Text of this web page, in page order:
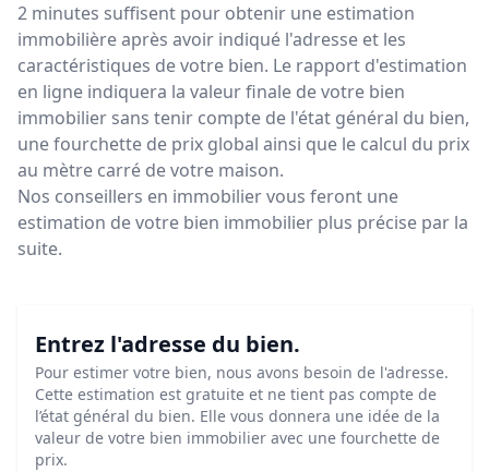
2 minutes suffisent pour obtenir une estimation
immobilière après avoir indiqué l'adresse et les
caractéristiques de votre bien. Le rapport d'estimation
en ligne indiquera la valeur finale de votre bien
immobilier sans tenir compte de l'état général du bien,
une fourchette de prix global ainsi que le calcul du prix
au mètre carré de votre maison.
Nos conseillers en immobilier vous feront une
estimation de votre bien immobilier plus précise par la
suite.
Entrez l'adresse du bien.
Pour estimer votre bien, nous avons besoin de l'adresse.
Cette estimation est gratuite et ne tient pas compte de
l’état général du bien. Elle vous donnera une idée de la
valeur de votre bien immobilier avec une fourchette de
prix.